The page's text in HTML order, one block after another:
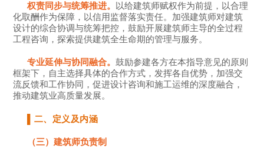
权责同步与统筹推进。 以给建筑师赋权作为前提，以合理
化取酬作为保障，以信用监督落实责任。加强建筑师对建筑
设计的综合协调与统筹把控，鼓励开展建筑师主导的全过程
工程咨询，探索提供建筑全生命期的管理与服务。
专业延伸与协同融合。鼓励参建各方在本指导意见的原则
框架下，自主选择具体的合作方式，发挥各自优势，加强交
流反馈和工作协同，促进设计咨询和施工运维的深度融合，
推动建筑业高质量发展。
二、定义及内涵
（三）建筑师负责制